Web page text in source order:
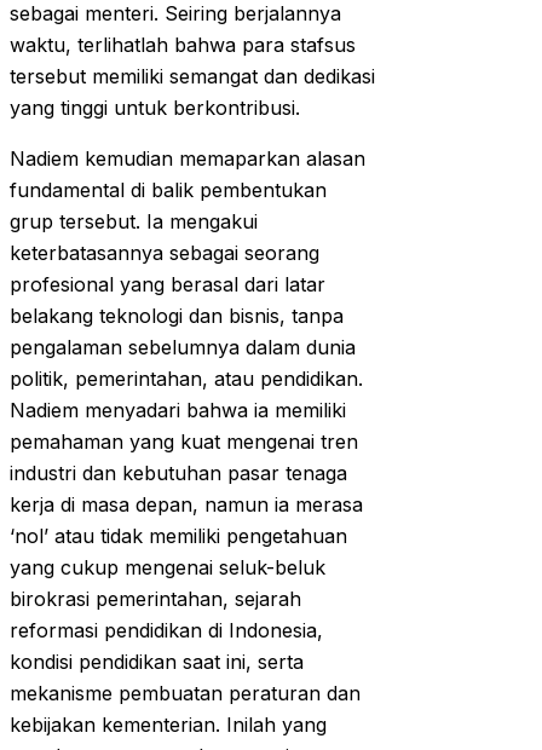
sebagai menteri. Seiring berjalannya
waktu, terlihatlah bahwa para stafsus
tersebut memiliki semangat dan dedikasi
yang tinggi untuk berkontribusi.
Nadiem kemudian memaparkan alasan
fundamental di balik pembentukan
grup tersebut. Ia mengakui
keterbatasannya sebagai seorang
profesional yang berasal dari latar
belakang teknologi dan bisnis, tanpa
pengalaman sebelumnya dalam dunia
politik, pemerintahan, atau pendidikan.
Nadiem menyadari bahwa ia memiliki
pemahaman yang kuat mengenai tren
industri dan kebutuhan pasar tenaga
kerja di masa depan, namun ia merasa
‘nol’ atau tidak memiliki pengetahuan
yang cukup mengenai seluk-beluk
birokrasi pemerintahan, sejarah
reformasi pendidikan di Indonesia,
kondisi pendidikan saat ini, serta
mekanisme pembuatan peraturan dan
kebijakan kementerian. Inilah yang